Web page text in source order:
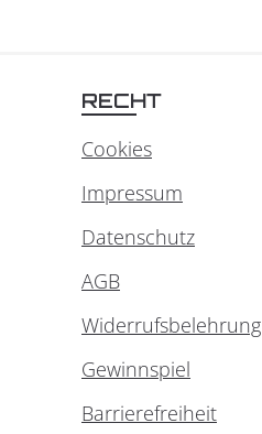
RECHT
Cookies
Impressum
Datenschutz
AGB
Widerrufsbelehrung
Gewinnspiel
Barrierefreiheit